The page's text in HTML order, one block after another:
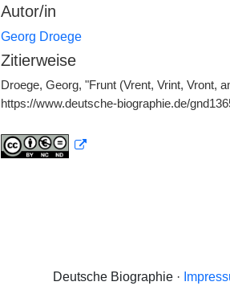
Autor/in
Georg Droege
Zitierweise
Droege, Georg, "Frunt (Vrent, Vrint, Vront,
https://www.deutsche-biographie.de/
Deutsche Biographie ·